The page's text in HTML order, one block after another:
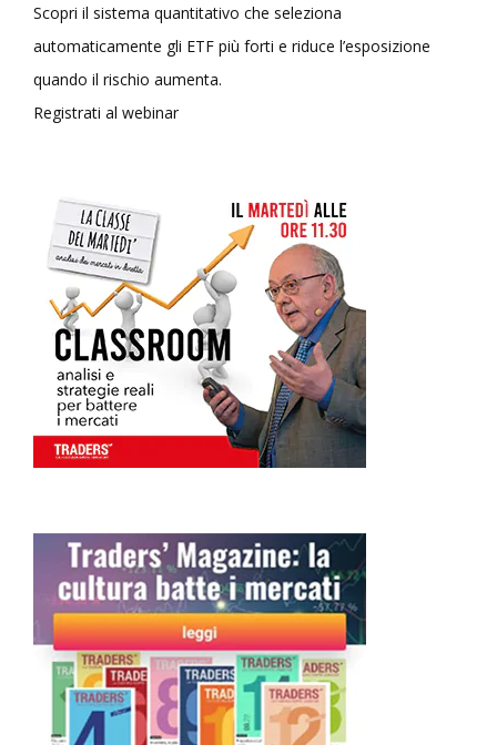
Scopri il sistema quantitativo che seleziona
automaticamente gli ETF più forti e riduce l’esposizione
quando il rischio aumenta.
Registrati al webinar